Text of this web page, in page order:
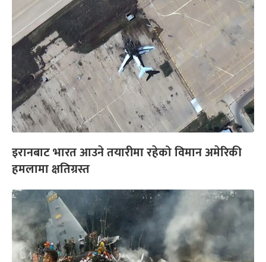
इरानबाट भारत आउने तयारीमा रहेको विमान अमेरिकी
हमलामा क्षतिग्रस्त